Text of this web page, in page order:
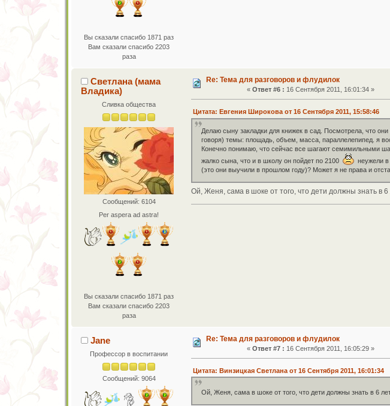
Вы сказали спасибо 1871 раз
Вам сказали спасибо 2203
раза
Светлана (мама
Владика)
Сливка общества
Сообщений: 6104
Per aspera ad astra!
Вы сказали спасибо 1871 раз
Вам сказали спасибо 2203
раза
Re: Тема для разговоров и флудилок
«Ответ #6 : 16 Сентября 2011, 16:01:34 »
Цитата: Евгения Широкова от 16 Сентября 2011, 15:58:46
Делаю сыну закладки для книжек в сад. Посмотрела, что
говоря) темы: площадь, объем, масса, параллелепипед. я
Конечно понимаю, что сейчас все шагают семимильными
жалко сына, что и в школу он пойдет по 2100
неужели в
(это они выучили в прошлом году)? Может я не права и
Ой, Женя, сама в шоке от того, что дети должны знать в
Jane
Профессор в воспитании
Сообщений: 9064
Re: Тема для разговоров и флудилок
«Ответ #7 : 16 Сентября 2011, 16:05:29 »
Цитата: Винзицкая Светлана от 16 Сентября 2011, 16:01:34
Ой, Женя, сама в шоке от того, что дети должны знать в 6